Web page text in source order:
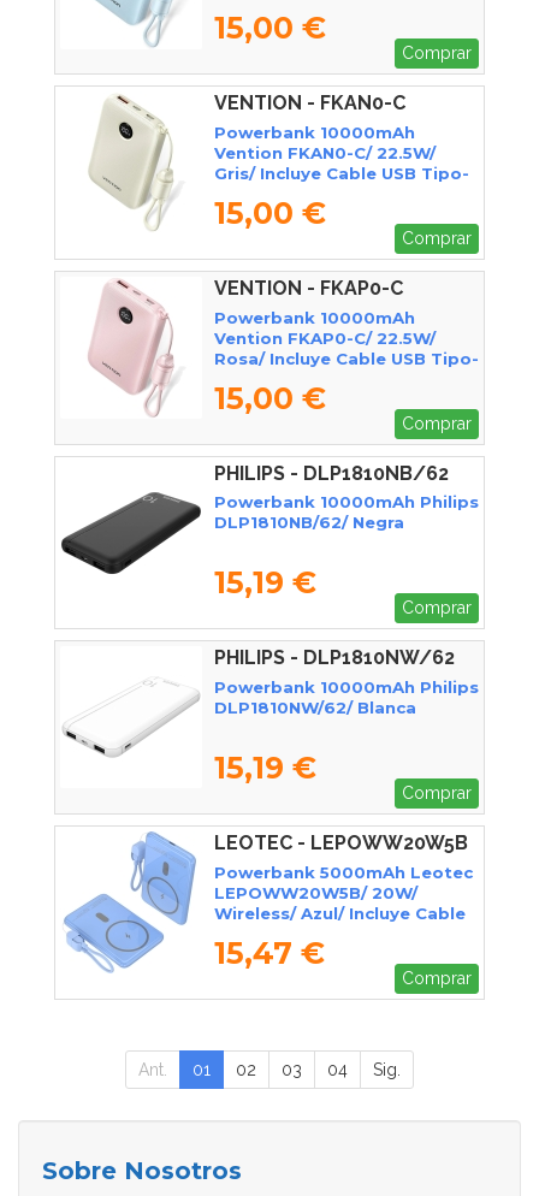
15,00 €
Comprar
VENTION - FKAN0-C
Powerbank 10000mAh
Vention FKAN0-C/ 22.5W/
Gris/ Incluye Cable USB Tipo-
15,00 €
Comprar
VENTION - FKAP0-C
Powerbank 10000mAh
Vention FKAP0-C/ 22.5W/
Rosa/ Incluye Cable USB Tipo-
15,00 €
Comprar
PHILIPS - DLP1810NB/62
Powerbank 10000mAh Philips
DLP1810NB/62/ Negra
15,19 €
Comprar
PHILIPS - DLP1810NW/62
Powerbank 10000mAh Philips
DLP1810NW/62/ Blanca
15,19 €
Comprar
LEOTEC - LEPOWW20W5B
Powerbank 5000mAh Leotec
LEPOWW20W5B/ 20W/
Wireless/ Azul/ Incluye Cable
15,47 €
Comprar
Ant. 01 02 03 04 Sig.
Sobre Nosotros